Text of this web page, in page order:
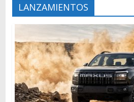
LANZAMIENTOS